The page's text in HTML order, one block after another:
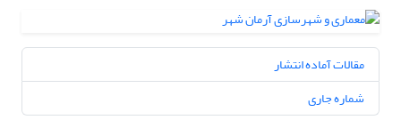
مقالات آماده انتشار
شماره جاری